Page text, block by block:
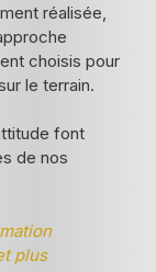
réalisée,
choisis pour
le terrain.
font
de nos
plus